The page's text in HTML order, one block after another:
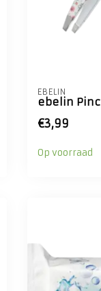
EBELIN
ebelin
€3,99
Op voorraad